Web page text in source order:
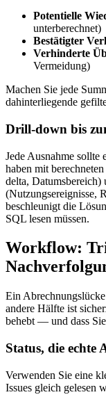
Potentielle
unterberechnet)
Bestätigter
Verhinderte
Vermeidung)
Machen Sie jede
dahinterliegende
Drill‑down bis
Jede Ausnahme sollte
haben mit
delta,
(Nutzungsereignisse,
beschleunigt die
SQL lesen müssen.
Workflow:
Ein
andere Hälfte ist
behebt — und dass
Status, die echte
Verwenden Sie eine
Issues gleich gelesen